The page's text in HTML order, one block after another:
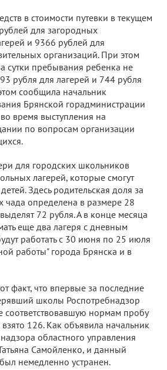
в стоимости путевки в текущем
для загородных
и 9366 рублей для
организаций. При этом
сутки пребывания ребенка не
рубля для лагерей и 744 рубля
сообщила начальник
Брянской горадминистрации
время выступления на
по вопросам организации
для городских школьников
лагерей, которые смогут
Здесь родительская доля за
чада определена в размере 28
72 рубля. А в конце месяца
еще два лагеря с дневным
работать с 30 июня по 25 июля
работы" города Брянска и в
факт, что впервые за последние
школы Роспотребнадзор
соответствовавшую нормам пробу
126. Как объявила начальник
областного управления
Самойленко, и данный
немедленно устранен.